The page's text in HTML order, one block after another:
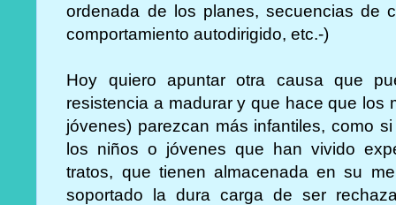
ordenada de los planes, secuencias de
comportamiento autodirigido, etc.-)
Hoy quiero apuntar otra causa que
resistencia a madurar y que hace que los
jóvenes) parezcan más infantiles, como
los niños o jóvenes que han vivido
tratos, que tienen almacenada en su
soportado la dura carga de ser